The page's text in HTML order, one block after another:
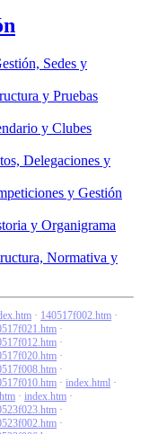
Sedes y
y Pruebas
y Clubes
Delegaciones y
y Gestión
y Organigrama
Normativa y
· 140517f002.htm ·
·
·
·
·
· index.html ·
· index.htm ·
·
·